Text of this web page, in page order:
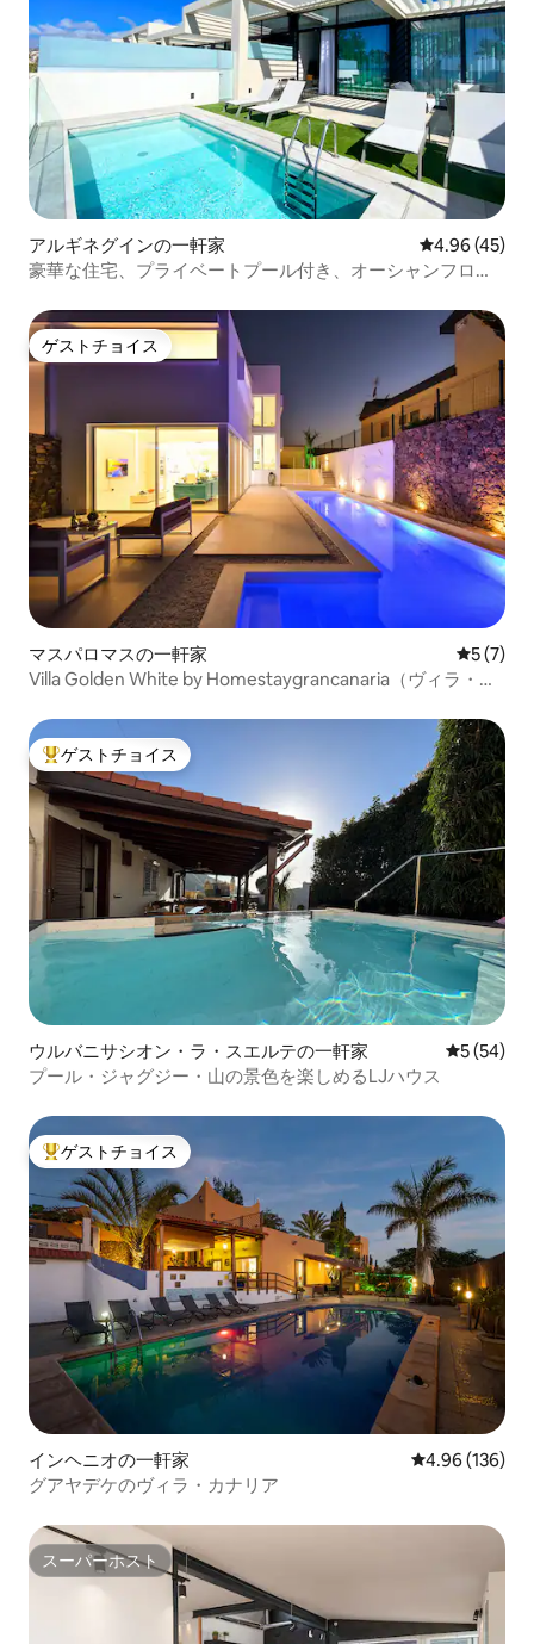
アルギネグインの一軒家 レビュー45
4.96 (45)
豪華な住宅、プライベートプール付き、オーシャンフロン
ゲストチョイス
ゲストチョイス
マスパロマスの一軒家 レビュー
5 (7)
Villa Golden White by Homestaygrancanaria（ヴィラ・ゴ
リア）
大好評のゲストチョイスです。
ゲストチョイス
ウルバニサシオン・ラ・スエルテの一軒家 レビュー
5 (54)
プール・ジャグジー・山の景色を楽しめるLJハウス
大好評のゲストチョイスです。
ゲストチョイス
インヘニオの一軒家 レビュー136
4.96 (136)
グアヤデケのヴィラ・カナリア
スーパーホスト
スーパーホスト